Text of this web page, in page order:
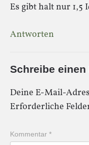
Es gibt halt nur
Antworten
Schreibe
Deine E-Mail-
Erforderliche
Kommentar *